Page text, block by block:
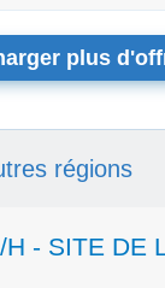
plus
régions
- SITE DE